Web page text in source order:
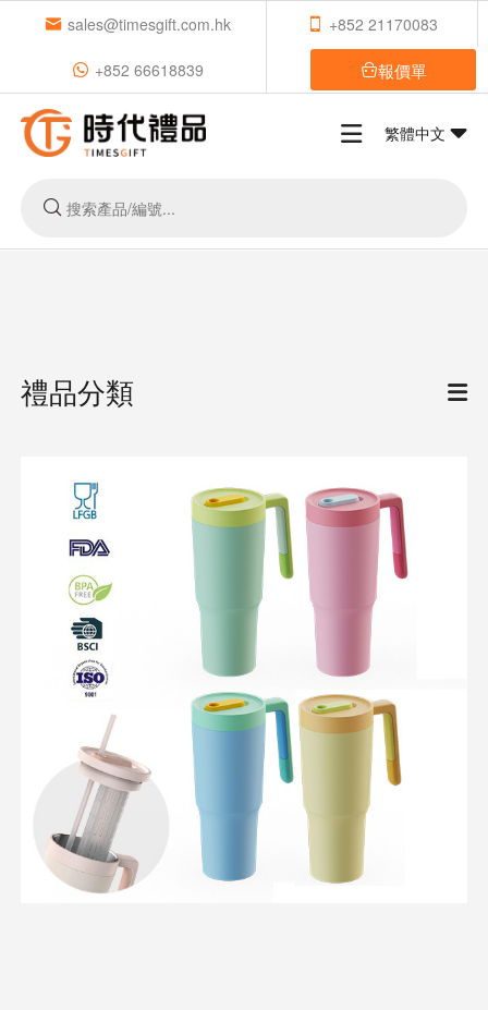
sales@timesgift.com.hk +852 21170083
+852 66618839 報價單
繁體中文
禮品分類